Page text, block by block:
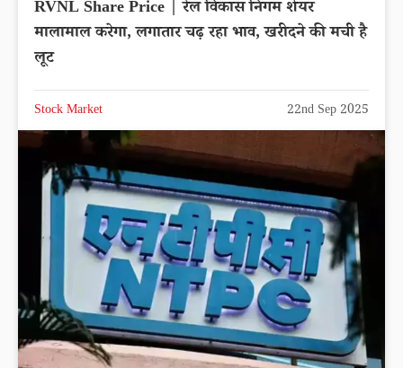
RVNL Share Price | रेल विकास निगम शेयर
मालामाल करेगा, लगातार चढ़ रहा भाव, खरीदने की मची है
लूट
Stock Market 22nd Sep 2025